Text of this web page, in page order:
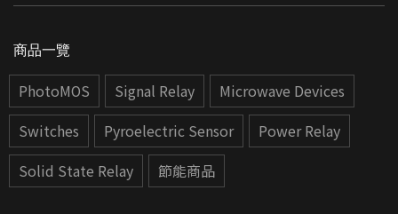
商品一覽
PhotoMOS Signal Relay
Microwave Devices
Switches
Pyroelectric Sensor
Power Relay
Solid State Relay
節能商品